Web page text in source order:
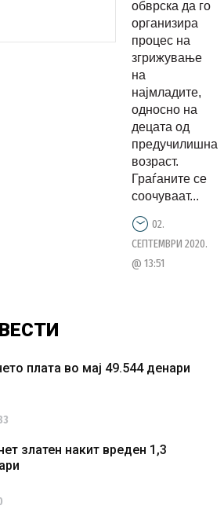
јасни
одлуки за
работата
на
и да ги
вметне
они
УНИЦЕФ
и да се
одвојат
средства
обврска да го
организира
процес на
згрижување
на
најмладите,
односно на
децата од
предучилишна
возраст.
Граѓаните се
соочуваат...
02.
СЕПТЕМВРИ 2020.
@ 13:51
ВЕСТИ
плата во мај 49.544 денари
златен накит вреден 1,3